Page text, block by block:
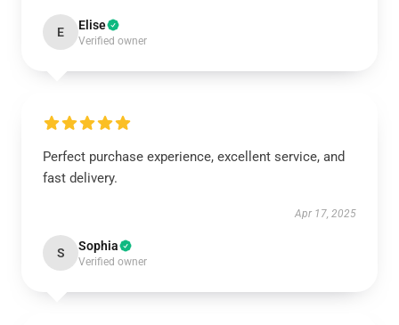
E Elise
Verified owner
Perfect purchase experience, excellent service, and
fast delivery.
Apr 17, 2025
S Sophia
Verified owner